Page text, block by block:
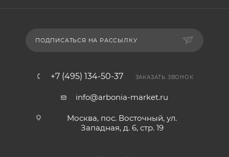
ПОДПИСАТЬСЯ НА РАССЫЛКУ
+7 (495) 134-50-37 ЗАКАЗАТЬ ЗВОНОК
info@arbonia-market.ru
Москва, пос. Восточный, ул.
Западная, д. 6, стр. 19